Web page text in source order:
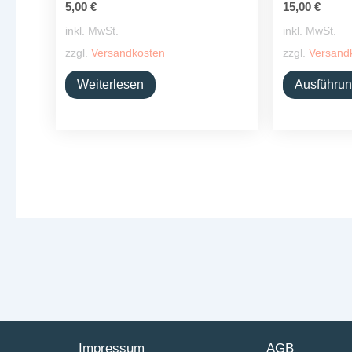
5,00 €
inkl. MwSt.
zzgl. Versandkosten
Weiterlesen
15,00 €
inkl. MwSt.
zzgl.
Impressum AGB